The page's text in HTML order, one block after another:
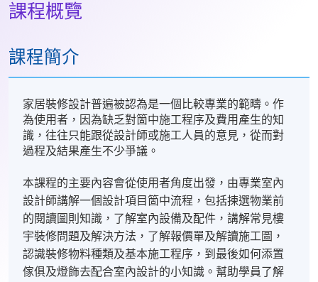
課程概覽
課程簡介
家居裝修設計普遍被認為是一個比較專業的範疇。作
為使用者，因為缺乏對箇中施工程序及費用產生的知
識，往往只能跟從設計師或施工人員的意見，從而對
過程及結果產生不少爭議。
本課程的主要內容會從使用者角度出發，由專業室內
設計師講解一個設計項目箇中流程，包括揀選物業前
的閱讀圖則知識，了解室內設備及配件，講解常見樓
宇裝修問題及解決方法，了解報價單及解讀施工圖，
認識裝修物料種類及基本施工程序，到最後如何添置
傢俱及燈飾去配合室內設計的小知識。幫助學員了解